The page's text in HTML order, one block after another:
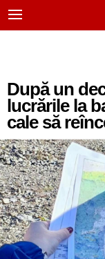
După un
lucrările la
cale să